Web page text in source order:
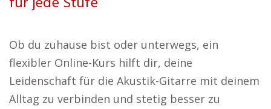
Ob du zuhause bist oder unterwegs, ein
flexibler Online-Kurs hilft dir, deine
Leidenschaft für die Akustik-Gitarre mit deinem
Alltag zu verbinden und stetig besser zu